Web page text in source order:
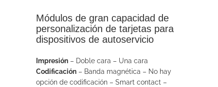
Módulos de gran capacidad de
personalización de tarjetas para
dispositivos de autoservicio
Impresión – Doble cara – Una cara
Codificación – Banda magnética – No hay
opción de codificación – Smart contact –